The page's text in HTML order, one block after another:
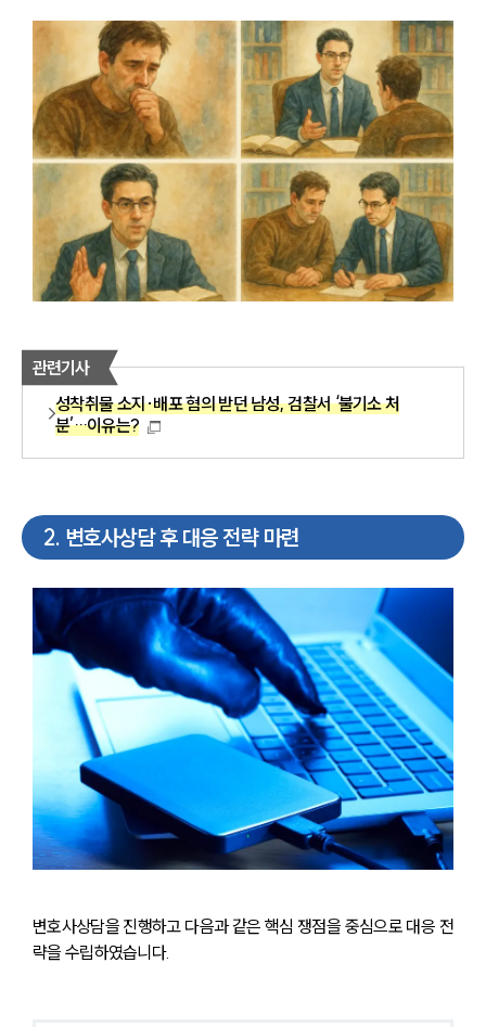
관련기사
성착취물 소지·배포 혐의 받던 남성, 검찰서 ‘불기소 처
분’…이유는?
2. 변호사상담 후 대응 전략 마련
변호사상담을 진행하고 다음과 같은 핵심 쟁점을 중심으로 대응 전
략을 수립하였습니다.